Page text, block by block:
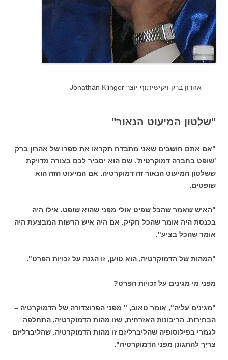
אהרון ברק ויקישיתוף יוצר Jonathan Klinger
"שלטון המיעוט הנאור"
"אם אתם חושבים שאני מתבדח תקראו את ספרו של אהרון ברק
'שופט בחברה דמוקרטית'. שם הוא יסביר לכם בצורה מדויקת
ששלטון המיעוט הנאור זה דמוקרטיה. אם המיעוט הזה הוא
שופטים.
"האיש שאמר שהכל שפיט אולי מפני שהוא שופט. אילו היה
בכנסת היה אומר שהכל חקיק. אם היה איש הרשות המבצעת היה
אומר שהכל בציע".
"המהות של הדמוקרטיה, הוא טוען, זו הגנה על זכויות הפרט".
מפני מי מגינים על זכויות הפרט?
"מגינים עליה", אומר טאוב, " מפני הפרוצדורה של הדמוקרטיה –
הבחירות. הריבונות האזרחית, שזו מהות הדמוקרטיה, התחלפה
לגמרי בפילוסופיה שהליברליזם זו מהות הדמוקרטיה. שהליברליזם
צריך להתגונן מפני הדמוקרטיה".